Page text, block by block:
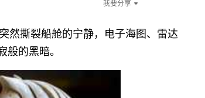
我要分享
然撕裂船舱的宁静，电子海图、雷达
般的黑暗。